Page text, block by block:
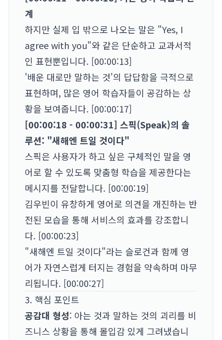
계
하지만 실제 입 밖으로 나오는 말은 "Yes, I
agree with you"와 같은 단순하고 교과서적
인 표현뿐입니다. [00:00:13]
'배운 대로만 말하는 것'의 답답함을 극적으로
표현하며, 많은 영어 학습자들이 공감하는 상
황을 보여줍니다. [00:00:17]
[00:00:18 - 00:00:31] 스픽(Speak)의 솔
루션: "새해엔 트일 것이다"
스픽은 사용자가 하고 싶은 구체적인 말을 영
어로 할 수 있도록 맞춤형 학습을 제공한다는
메시지를 전달합니다. [00:00:19]
김우빈이 유창하게 영어로 의견을 개진하는 반
전된 모습을 통해 서비스의 효과를 강조합니
다. [00:00:23]
"새해엔 트일 것이다"라는 슬로건과 함께 영
어가 자연스럽게 터지는 경험을 약속하며 마무
리됩니다. [00:00:27]
3. 핵심 포인트
공감대 형성: 아는 것과 말하는 것의 괴리를 비
즈니스 상황을 통해 몰입감 있게 그려냈습니